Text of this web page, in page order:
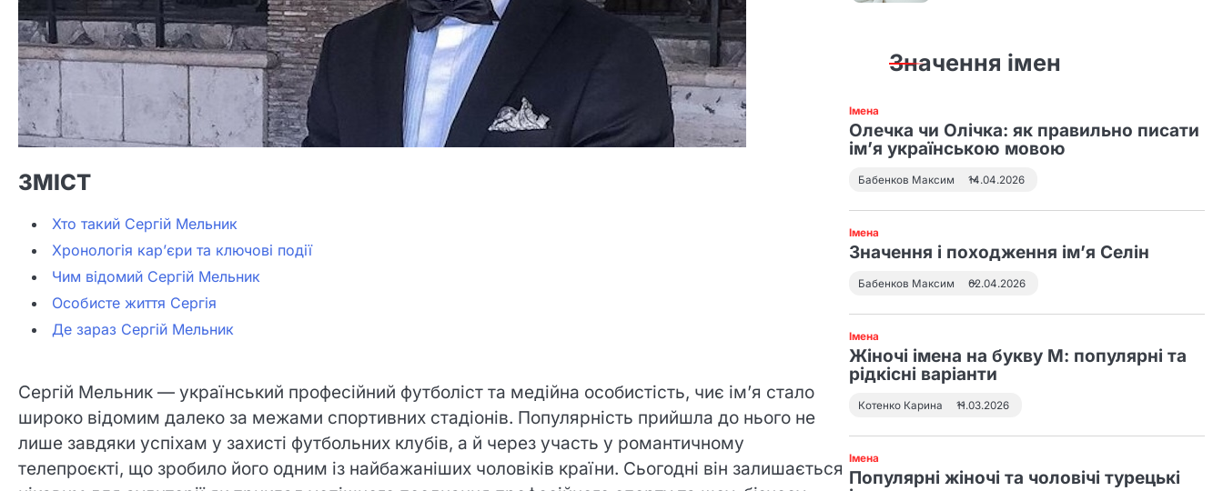
ЗМІСТ
Хто такий Сергій Мельник
Хронологія кар’єри та ключові події
Чим відомий Сергій Мельник
Особисте життя Сергія
Де зараз Сергій Мельник
Сергій Мельник — український професійний футболіст та медійна особистість, чиє ім’я стало
широко відомим далеко за межами спортивних стадіонів. Популярність прийшла до нього не
лише завдяки успіхам у захисті футбольних клубів, а й через участь у романтичному
телепроєкті, що зробило його одним із найбажаніших чоловіків країни. Сьогодні він залишається
До чого сниться рідна
дочка і що насправді
2
Що означає збирати
яйця уві сні та як
тлумачити символ
3
До чого сниться син
маленьким і як
тлумачити
4
До чого сниться
втратити свідомість і
як трактувати такий
сон
Значення імен
Імена
Олечка чи Олічка: як правильно писати
ім’я українською мовою
Бабенков Максим 14.04.2026
Імена
Значення і походження ім’я Селін
Бабенков Максим 02.04.2026
Імена
Жіночі імена на букву М: популярні та
рідкісні варіанти
Котенко Карина 11.03.2026
Імена
Популярні жіночі та чоловічі турецькі